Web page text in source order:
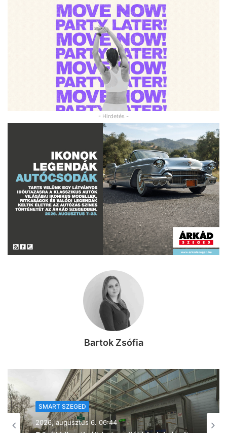
- Hirdetés -
Bartok Zsófia
SMART SZEGED
2026, augusztus 5. 20:32